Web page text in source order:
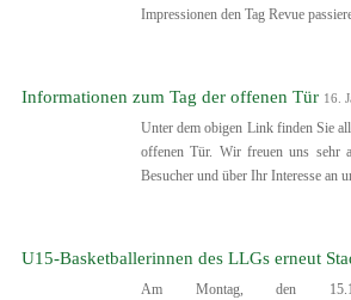
Impressionen den Tag Revue
Informationen zum Tag der offenen Tür 16.
Unter dem obigen Link finden Sie
offenen Tür. Wir freuen uns sehr
Besucher und über Ihr Interesse an
U15-Basketballerinnen des LLGs erneut
Am Montag, den